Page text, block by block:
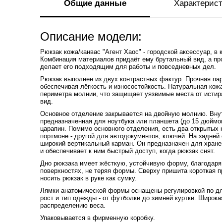
Общие данные
Описание модели:
Рюкзак кожа/канвас "Агент Хаос" - городской аксессуар, в
Комбинация материалов придаёт ему брутальный вид, а
делает его подходящим для работы и повседневных дел.
Рюкзак выполнен из двух контрастных фактур. Прочная
обеспечивая лёгкость и износостойкость. Натуральная
периметра молнии, что защищает уязвимые места от
вид.
Основное отделение закрывается на двойную молнию.
предназначенная для ноутбука или планшета (до 15
царапин. Помимо основного отделения, есть два
портмоне - другой для автодокументов, ключей. На
широкий вертикальный карман. Он предназначен для
и обеспечивает к ним быстрый доступ, когда рюкзак снят.
Дно рюкзака имеет жёсткую, устойчивую форму,
поверхностях, не теряя формы. Сверху пришита короткая
носить рюкзак в руке как сумку.
Лямки анатомической формы оснащены регулировкой по
рост и тип одежды - от футболки до зимней куртки.
распределению веса.
Упаковывается в фирменную коробку.